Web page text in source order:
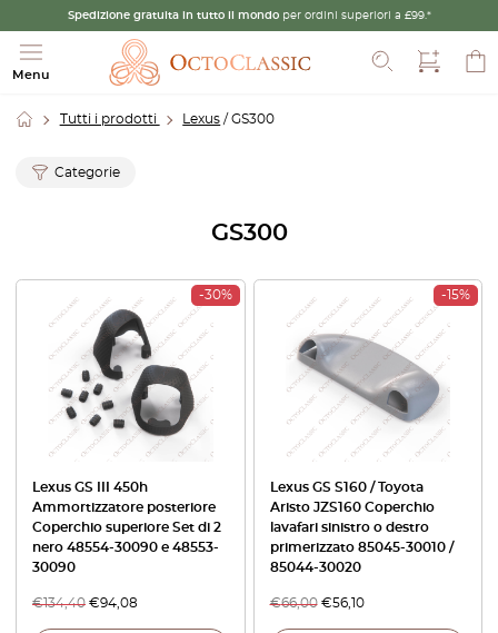
Spedizione gratuita in tutto il mondo per ordini superiori a £99.*
Menu
Cerca
Tutti i prodotti Lexus / GS300
Categorie
GS300
-30%
Lexus GS III 450h
Ammortizzatore posteriore
Coperchio superiore Set di 2
nero 48554-30090 e 48553-
30090
€134,40 €94,08
-15%
Lexus GS S160 / Toyota
Aristo JZS160 Coperchio
lavafari sinistro o destro
primerizzato 85045-30010 /
85044-30020
€66,00 €56,10